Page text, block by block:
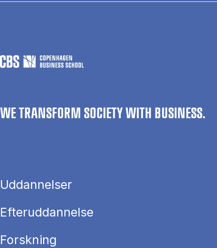
WE TRANSFORM SOCIETY WITH BUSINESS.
Uddannelser
Efteruddannelse
Forskning